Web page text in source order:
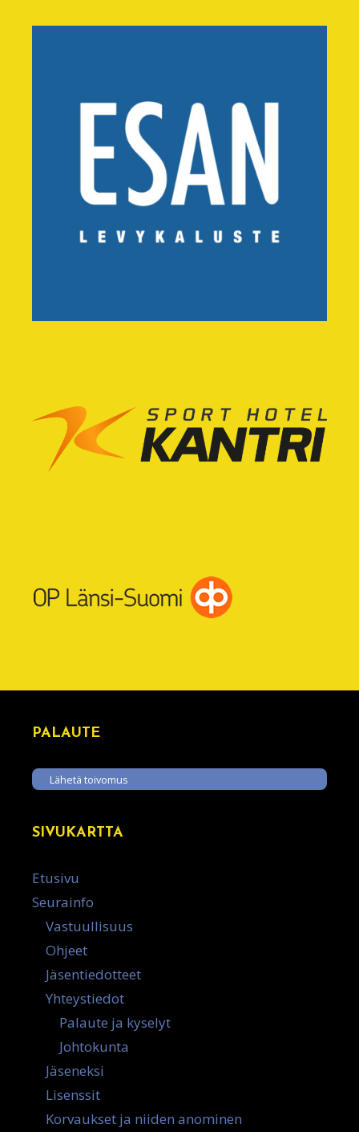
PALAUTE
Lähetä toivomus
SIVUKARTTA
Etusivu
Seurainfo
Vastuullisuus
Ohjeet
Jäsentiedotteet
Yhteystiedot
Palaute ja kyselyt
Johtokunta
Jäseneksi
Lisenssit
Korvaukset ja niiden anominen